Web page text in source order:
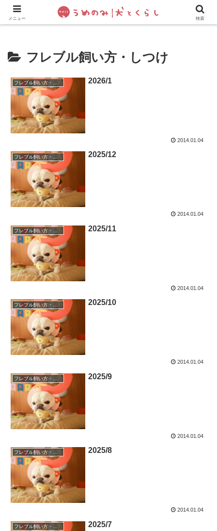
犬の手作りご飯 フレブル飼い方・しつけ ペットグッズ&
フレブル飼い方・しつけ
フレブル飼い方・しつけ 2026/1
2014.01.04
2025/12
2014.01.04
2025/11
2014.01.04
2025/10
2014.01.04
2025/9
2014.01.04
フレブル飼い方・しつけ 2025/8
2014.01.04
2025/7
メニュー 検索